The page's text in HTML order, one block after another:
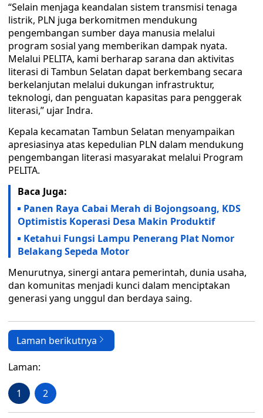
“Selain menjaga keandalan sistem transmisi tenaga
listrik, PLN juga berkomitmen mendukung
pengembangan sumber daya manusia melalui
program sosial yang memberikan dampak nyata.
Melalui PELITA, kami berharap sarana dan aktivitas
literasi di Tambun Selatan dapat berkembang secara
berkelanjutan melalui dukungan infrastruktur,
teknologi, dan penguatan kapasitas para penggerak
literasi,” ujar Indra.
Kepala kecamatan Tambun Selatan menyampaikan
apresiasinya atas kepedulian PLN dalam mendukung
pengembangan literasi masyarakat melalui Program
PELITA.
Baca Juga:
Panen Raya Cabai Merah di Bojongsoang, KDS
Optimistis Koperasi Desa Makin Produktif
Ketahui Fungsi Lampu Penerang Plat Nomor
Belakang Sepeda Motor
Menurutnya, sinergi antara pemerintah, dunia usaha,
dan komunitas menjadi kunci dalam menciptakan
generasi yang unggul dan berdaya saing.
Laman berikutnya
Laman:
1 2